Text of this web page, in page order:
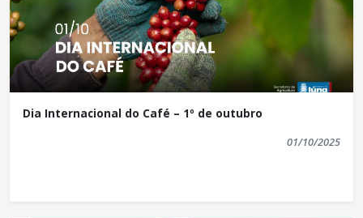
Dia Internacional do Café – 1º de outubro
01/10/2025